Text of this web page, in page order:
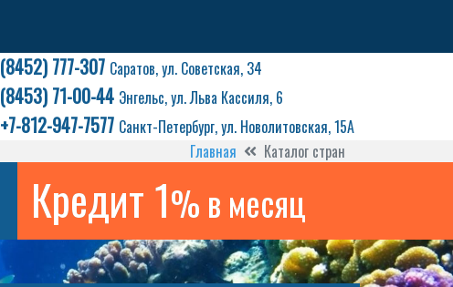
(8452) 777-307 Саратов, ул. Советская, 34
(8453) 71-00-44 Энгельс, ул. Льва Кассиля, 6
+7-812-947-7577 Санкт-Петербург, ул. Новолитовская, 15А
Главная
Каталог стран
Кредит 1% в месяц